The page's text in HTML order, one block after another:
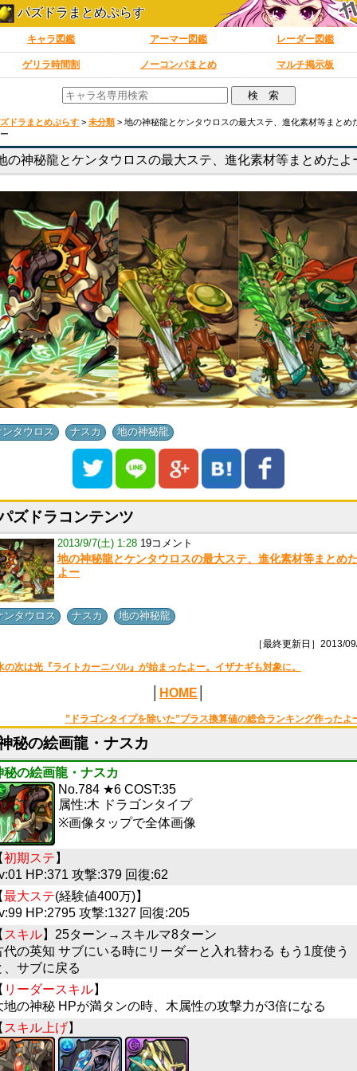
パズドラまとめぷらす
キャラ図鑑 アーマー図鑑 レーダー図鑑
ゲリラ時間割 ノーコンパまとめ マルチ掲示板
ドラまとめぷらす > 未分類 > 地の神秘龍とケンタウロスの最大ステ、進化素材等まとめ
の神秘龍とケンタウロスの最大ステ、進化素材等まとめたよ
ンタウロス ナスカ 地の神秘龍
ズドラコンテンツ
2013/9/7(土) 1:28 19コメント
地の神秘龍とケンタウロスの最大ステ、進化素材等まとめ
よー
ンタウロス ナスカ 地の神秘龍
［最終更新日］2013/
の次は光『ライトカーニバル』が始まったよー。イザナギも対象に。
HOME
”ドラゴンタイプを除いた”プラス換算値の総合ランキング作ったよ
秘の絵画龍・ナスカ
秘の絵画龍・ナスカ
No.784 ★6 COST:35
属性:木 ドラゴンタイプ
※画像タップで全体画像
初期ステ 】
HP:371 攻撃:379 回復:62
最大ステ(経験値400万)】
HP:2795 攻撃:1327 回復:205
スキル】25ターン→スキルマ8ターン
代の英知 サブにいる時にリーダーと入れ替わる もう1度使う
、サブに戻る
リーダースキル】
地の神秘 HPが満タンの時、木属性の攻撃力が3倍になる
スキル上げ】